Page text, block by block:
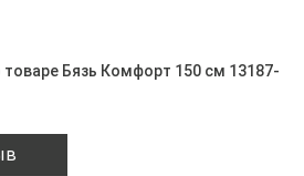
Бязь Комфорт 150 см 13187-